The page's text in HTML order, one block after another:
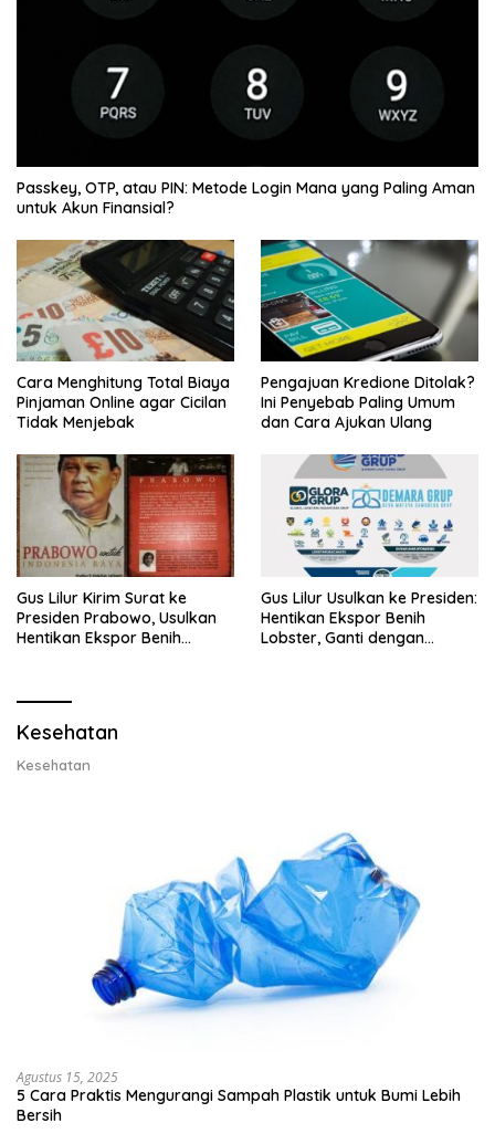
Passkey, OTP, atau PIN: Metode Login Mana yang Paling Aman
untuk Akun Finansial?
Cara Menghitung Total Biaya
Pinjaman Online agar Cicilan
Tidak Menjebak
Pengajuan Kredione Ditolak?
Ini Penyebab Paling Umum
dan Cara Ajukan Ulang
Gus Lilur Kirim Surat ke
Presiden Prabowo, Usulkan
Hentikan Ekspor Benih
Gus Lilur Usulkan ke Presiden:
Hentikan Ekspor Benih
Lobster, Ganti dengan
Kesehatan
Kesehatan
Agustus 15, 2025
5 Cara Praktis Mengurangi Sampah Plastik untuk Bumi Lebih
Bersih